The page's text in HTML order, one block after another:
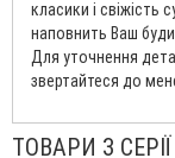
класики і свіжість
наповнить Ваш
Для уточнення
звертайтеся до
ТОВАРИ З СЕРІЇ